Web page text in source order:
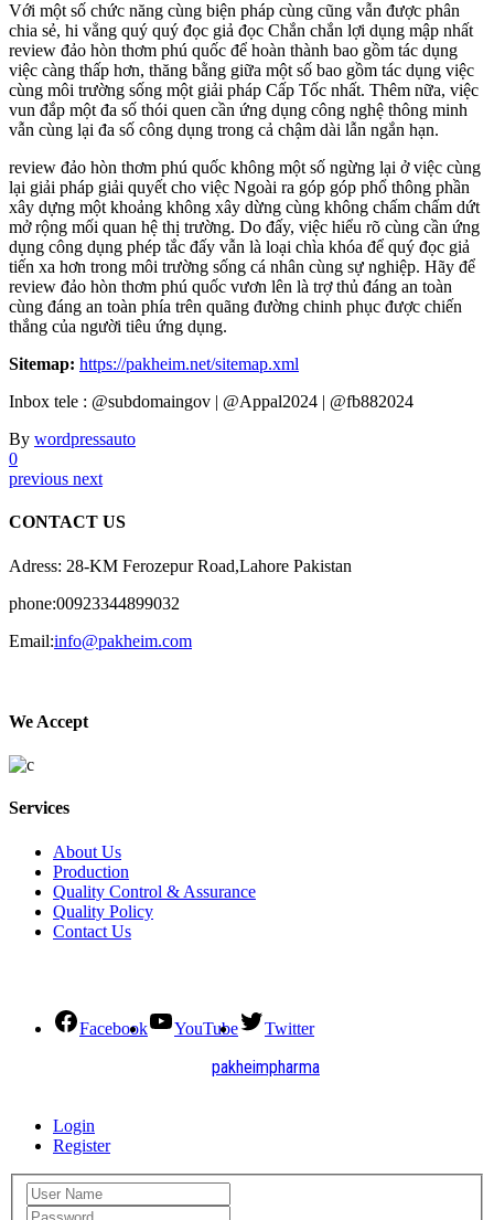
Với một số chức năng cùng biện pháp cùng cũng vẫn được phân
chia sẻ, hi vẳng quý quý đọc giả đọc Chắn chắn lợi dụng mập nhất
review đảo hòn thơm phú quốc để hoàn thành bao gồm tác dụng
việc càng thấp hơn, thăng bằng giữa một số bao gồm tác dụng việc
cùng môi trường sống một giải pháp Cấp Tốc nhất. Thêm nữa, việc
vun đắp một đa số thói quen cần ứng dụng công nghệ thông minh
vẫn cùng lại đa số công dụng trong cả chậm dài lẫn ngắn hạn.
review đảo hòn thơm phú quốc không một số ngừng lại ở việc cùng
lại giải pháp giải quyết cho việc Ngoài ra góp góp phổ thông phần
xây dựng một khoảng không xây dừng cùng không chấm chấm dứt
mở rộng mối quan hệ thị trường. Do đấy, việc hiểu rõ cùng cần ứng
dụng công dụng phép tắc đấy vẫn là loại chìa khóa để quý đọc giả
tiến xa hơn trong môi trường sống cá nhân cùng sự nghiệp. Hãy để
review đảo hòn thơm phú quốc vươn lên là trợ thủ đáng an toàn
cùng đáng an toàn phía trên quãng đường chinh phục được chiến
thắng của người tiêu ứng dụng.
Sitemap: https://pakheim.net/sitemap.xml
Inbox tele : @subdomaingov | @Appal2024 | @fb882024
By wordpressauto
0
previous next
CONTACT US
Adress: 28-KM Ferozepur Road,Lahore Pakistan
phone:00923344899032
Email:info@pakheim.com
We Accept
Services
About Us
Production
Quality Control & Assurance
Quality Policy
Contact Us
Facebook YouTube Twitter
pakheimpharma
Login
Register